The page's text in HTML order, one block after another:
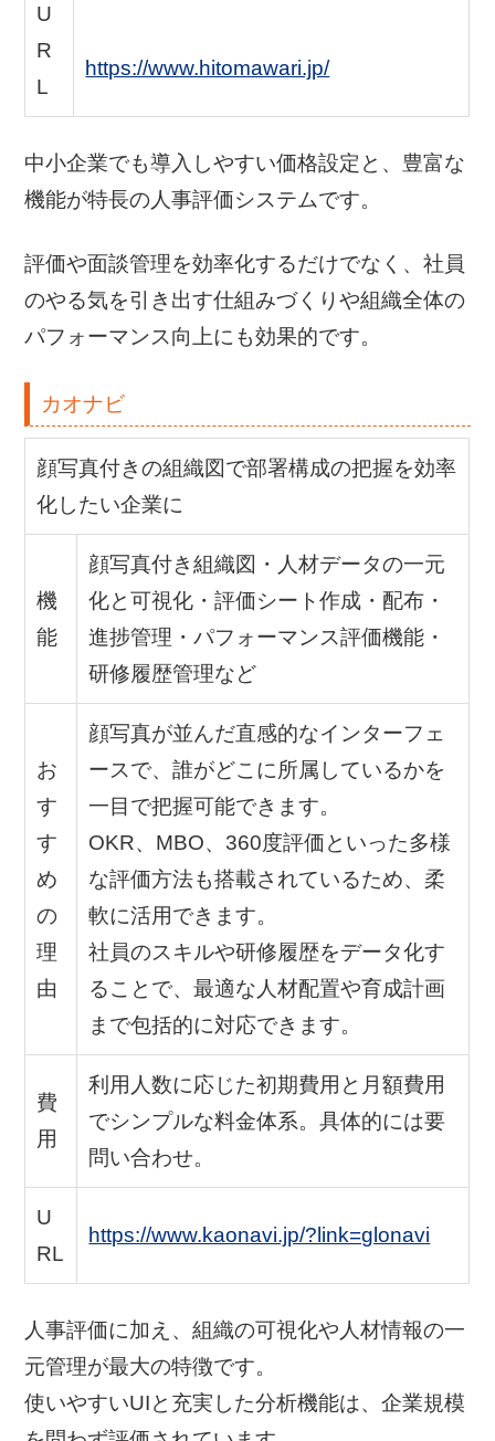
U
R
L
https://www.hitomawari.jp/
中小企業でも導入しやすい価格設定と、豊富な
機能が特長の人事評価システムです。
評価や面談管理を効率化するだけでなく、社員
のやる気を引き出す仕組みづくりや組織全体の
パフォーマンス向上にも効果的です。
カオナビ
顔写真付きの組織図で部署構成の把握を効率
化したい企業に
機
能
顔写真付き組織図・人材データの一元
化と可視化・評価シート作成・配布・
進捗管理・パフォーマンス評価機能・
研修履歴管理など
お
す
す
め
の
理
由
顔写真が並んだ直感的なインターフェ
ースで、誰がどこに所属しているかを
一目で把握可能できます。
OKR、MBO、360度評価といった多様
な評価方法も搭載されているため、柔
軟に活用できます。
社員のスキルや研修履歴をデータ化す
ることで、最適な人材配置や育成計画
まで包括的に対応できます。
費
用
利用人数に応じた初期費用と月額費用
でシンプルな料金体系。具体的には要
問い合わせ。
U
RL
https://www.kaonavi.jp/?link=glonavi
人事評価に加え、組織の可視化や人材情報の一
元管理が最大の特徴です。
使いやすいUIと充実した分析機能は、企業規模